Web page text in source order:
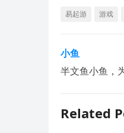
易起游 游戏
小鱼
半文鱼小鱼，
Related